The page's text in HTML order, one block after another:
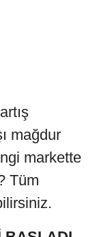
mağdur
markette
Tüm